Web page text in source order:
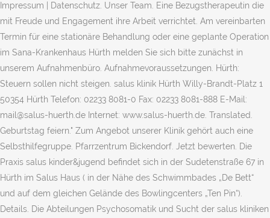
Impressum | Datenschutz. Unser Team. Eine Bezugstherapeutin die
mit Freude und Engagement ihre Arbeit verrichtet. Am vereinbarten
Termin für eine stationäre Behandlung oder eine geplante Operation
im Sana-Krankenhaus Hürth melden Sie sich bitte zunächst in
unserem Aufnahmenbüro. Aufnahmevoraussetzungen. Hürth:
Steuern sollen nicht steigen. salus klinik Hürth Willy-Brandt-Platz 1
50354 Hürth Telefon: 02233 8081-0 Fax: 02233 8081-888 E-Mail:
mail@salus-huerth.de Internet: www.salus-huerth.de. Translated.
Geburtstag feiern." Zum Angebot unserer Klinik gehört auch eine
Selbsthilfegruppe. Pfarrzentrum Bickendorf. Jetzt bewerten. Die
Praxis salus kinder&jugend befindet sich in der Sudetenstraße 67 in
Hürth im Salus Haus ( in der Nähe des Schwimmbades „De Bett“
und auf dem gleichen Gelände des Bowlingcenters „Ten Pin“).
Details. Die Abteilungen Psychosomatik und Sucht der salus kliniken